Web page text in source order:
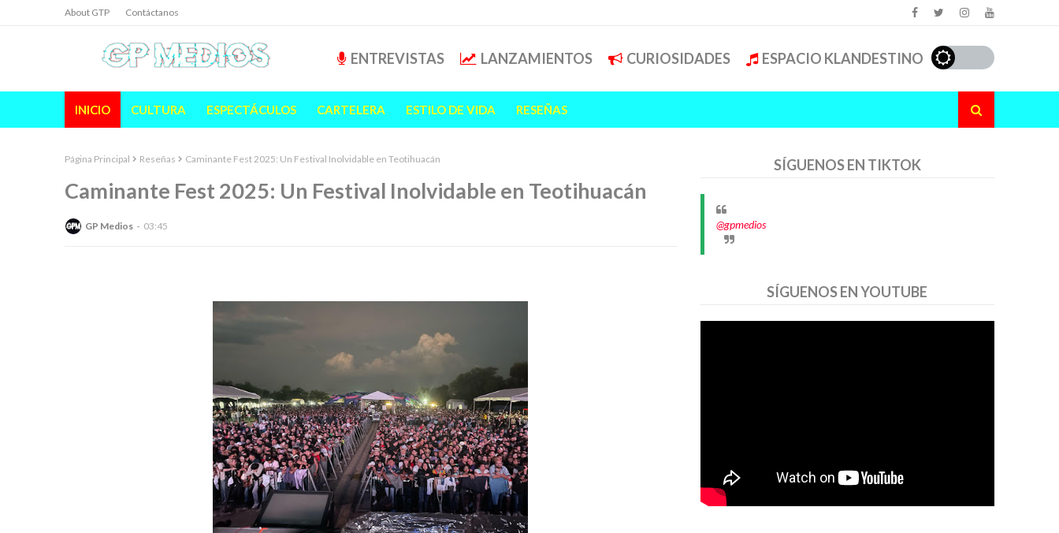
About GTP Contáctanos
ENTREVISTAS LANZAMIENTOS CURIOSIDADES ESPACIO KLANDESTINO
INICIO CULTURA ESPECTÁCULOS CARTELERA ESTILO DE VIDA RESEÑAS
Página Principal Reseñas Caminante Fest 2025: Un Festival Inolvidable en Teotihuacán
Caminante Fest 2025: Un Festival Inolvidable en Teotihuacán
GP Medios 03:45
SÍGUENOS EN TIKTOK
@gpmedios
SÍGUENOS EN YOUTUBE